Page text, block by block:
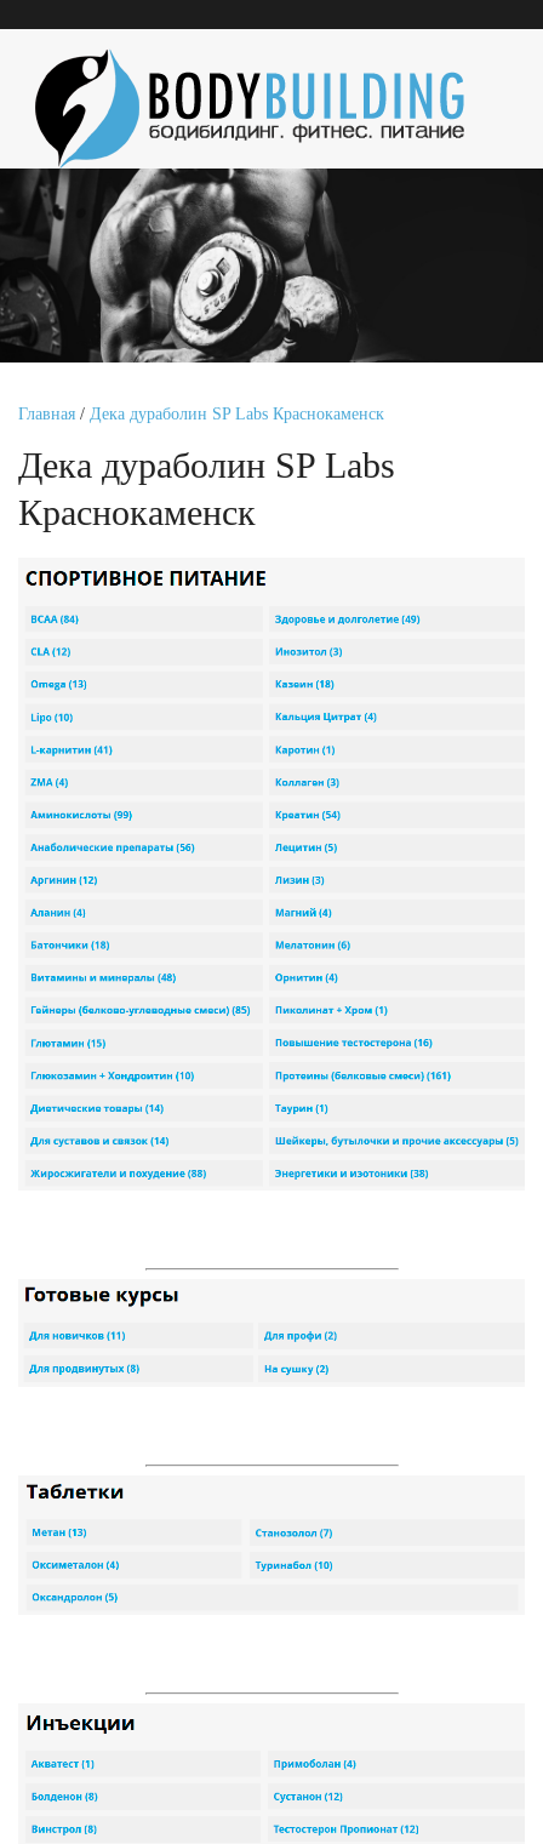
Главная / Дека дураболин SP Labs Краснокаменск
Дека дураболин SP Labs
Краснокаменск